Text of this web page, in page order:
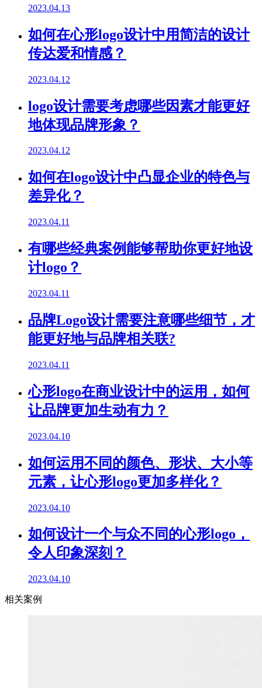
2023.04.13
如何在心形logo设计中用简洁的设计
传达爱和情感？
2023.04.12
logo设计需要考虑哪些因素才能更好
地体现品牌形象？
2023.04.12
如何在logo设计中凸显企业的特色与
差异化？
2023.04.11
有哪些经典案例能够帮助你更好地设
计logo？
2023.04.11
品牌Logo设计需要注意哪些细节，才
能更好地与品牌相关联?
2023.04.11
心形logo在商业设计中的运用，如何
让品牌更加生动有力？
2023.04.10
如何运用不同的颜色、形状、大小等
元素，让心形logo更加多样化？
2023.04.10
如何设计一个与众不同的心形logo，
令人印象深刻？
2023.04.10
相关案例